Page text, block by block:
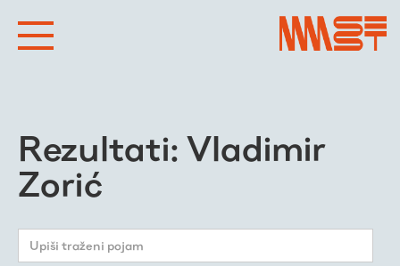
Rezultati: Vladimir
Zorić